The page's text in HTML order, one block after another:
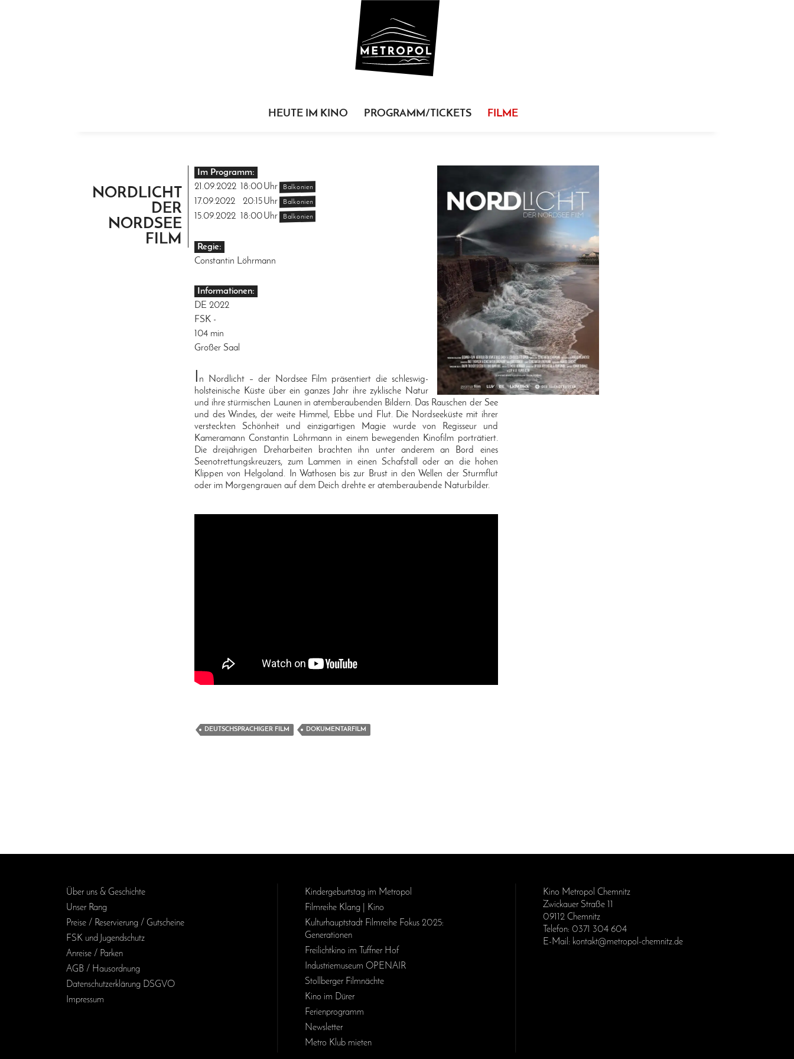
HEUTE IM KINO PROGRAMM/TICKETS FILME
NORDLICHT
DER
NORDSEE
FILM
Im Programm:
21.09.2022
18:00Uhr Balkonien
17.09.2022 20:15Uhr Balkonien
15.09.2022 18:00Uhr Balkonien
Regie:
Constantin Löhrmann
Informationen:
DE 2022
FSK -
104 min
Großer Saal
n Nordlicht – der Nordsee Film präsentiert die schleswig-
holsteinische Küste über ein ganzes Jahr ihre zyklische Natur
und ihre stürmischen Launen in atemberaubenden Bildern. Das Rauschen der See
und des Windes, der weite Himmel, Ebbe und Flut. Die Nordseeküste mit ihrer
versteckten Schönheit und einzigartigen Magie wurde von Regisseur und
Kameramann Constantin Löhrmann in einem bewegenden Kinofilm porträtiert.
Die dreijährigen Dreharbeiten brachten ihn unter anderem an Bord eines
Seenotrettungskreuzers, zum Lammen in einen Schafstall oder an die hohen
Klippen von Helgoland. In Wathosen bis zur Brust in den Wellen der Sturmflut
oder im Morgengrauen auf dem Deich drehte er atemberaubende Naturbilder.
DEUTSCHSPRACHIGER FILM DOKUMENTARFILM
Über uns & Geschichte
Unser Rang
Preise / Reservierung / Gutscheine
FSK und Jugendschutz
Anreise / Parken
AGB / Haus­ordnung
Daten­schutz­erklärung DSGVO
Impressum
Kinder­geburts­tag im Metropol
Filmreihe Klang | Kino
Kulturhauptstadt Filmreihe Fokus 2025:
Generationen
Freilichtkino im Tuffner Hof
Industriemuseum OPENAIR
Stollberger Filmnächte
Kino im Dürer
Ferienprogramm
Newsletter
Metro Klub mieten
Kino Metropol Chemnitz
Zwickauer Straße 11
09112 Chemnitz
Telefon: 0371 304 604
E-Mail: kontakt@metropol-chemnitz.de